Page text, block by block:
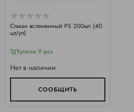
Стакан вспененный PS 200мл (40
шт/уп)
Купили 9 раз
Нет в наличии
СООБЩИТЬ